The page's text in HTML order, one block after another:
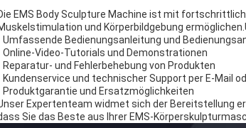
EMS Body Sculpture Machine ist mit
und Körperbildgebung
Umfassende Bedienungsanleitung und
Online-Video-Tutorials und Demonstrationen
Reparatur- und Fehlerbehebung von Produkten
Kundenservice und technischer Support per E-Mail
Produktgarantie und Ersatzmöglichkeiten
Expertenteam widmet sich der Bereitstellung
Sie das Beste aus Ihrer EMS-